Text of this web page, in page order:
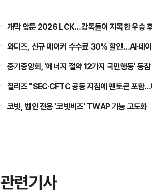
개막 앞둔 2026 LCK…감독들이 지목한 우승
와디즈, 신규 메이커 수수료 30% 할인…AI·데
중기중앙회, '에너지 절약 12가지 국민행동' 동참
칠리즈 "SEC·CFTC 공동 지침에 팬토큰 포함
코빗, 법인 전용 '코빗비즈' TWAP 기능 고도화
관련기사